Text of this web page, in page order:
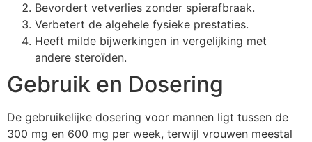
Bevordert vetverlies zonder spierafbraak.
Verbetert de algehele fysieke prestaties.
Heeft milde bijwerkingen in vergelijking met
andere steroïden.
Gebruik en Dosering
De gebruikelijke dosering voor mannen ligt tussen de
300 mg en 600 mg per week, terwijl vrouwen meestal